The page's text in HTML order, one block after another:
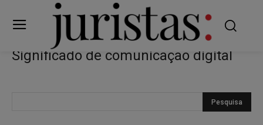
Significado de comunicação digital